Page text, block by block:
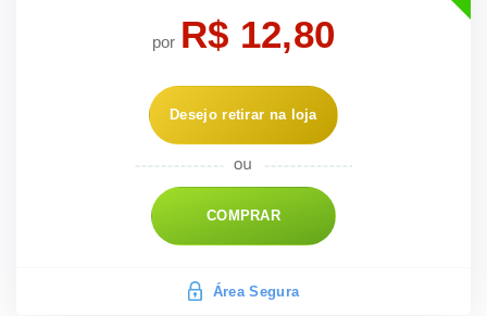
por R$ 12,80
Desejo retirar na loja
COMPRAR
Área Segura